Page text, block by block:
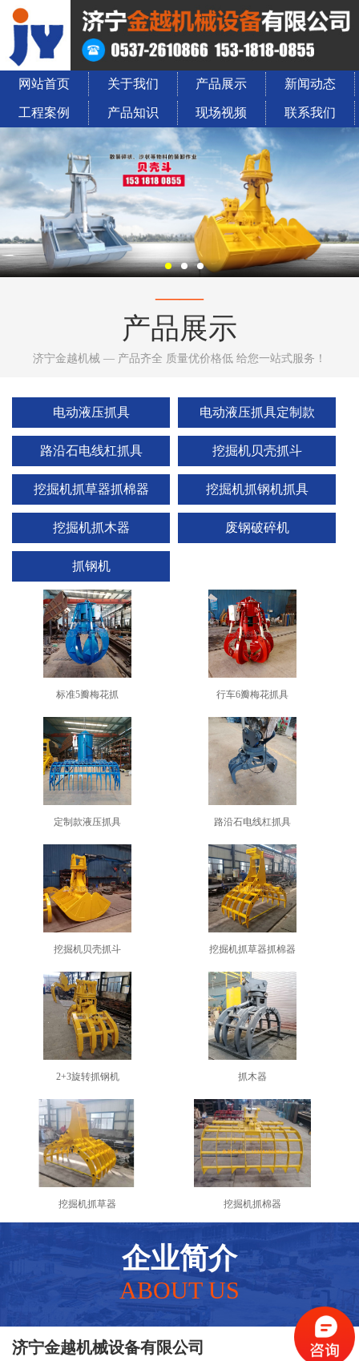
网站首页 关于我们 产品展示 新闻动态
工程案例 产品知识 现场视频 联系我们
——
产品展示
济宁金越机械 — 产品齐全 质量优价格低 给您一站式服务！
电动液压抓具 电动液压抓具定制款
路沿石电线杠抓具 挖掘机贝壳抓斗
挖掘机抓草器抓棉器 挖掘机抓钢机抓具
挖掘机抓木器 废钢破碎机
抓钢机
标准5瓣梅花抓 行车6瓣梅花抓具
定制款液压抓具 路沿石电线杠抓具
挖掘机贝壳抓斗 挖掘机抓草器抓棉器
2+3旋转抓钢机 抓木器
挖掘机抓草器 挖掘机抓棉器
企业简介
ABOUT US
济宁金越机械设备有限公司